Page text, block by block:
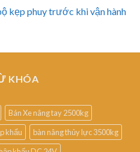
kẹp phuy trước khi vận hành
KHÓA
Bán Xe nâng tay 2500kg
khẩu
bàn nâng thủy lực 3500kg